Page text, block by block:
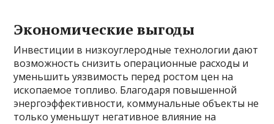
Экономические выгоды
Инвестиции в низкоуглеродные технологии дают
возможность снизить операционные расходы и
уменьшить уязвимость перед ростом цен на
ископаемое топливо. Благодаря повышенной
энергоэффективности, коммунальные объекты не
только уменьшут негативное влияние на